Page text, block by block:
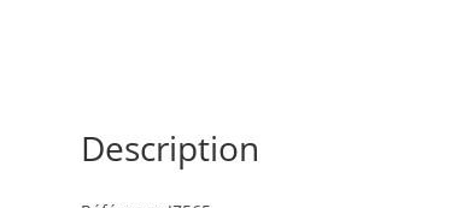
Description